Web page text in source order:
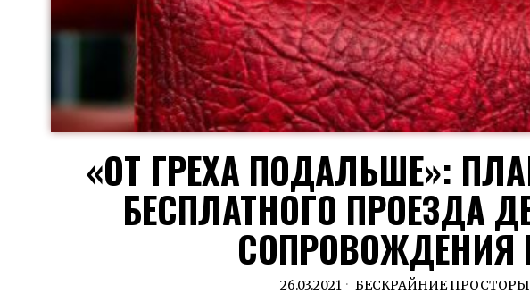
«ОТ ГРЕХА ПОДАЛЬШЕ»:
БЕСПЛАТНОГО ПРОЕЗДА
26.03.2021 БЕСКРАЙНИЕ ПРОСТОРЫ